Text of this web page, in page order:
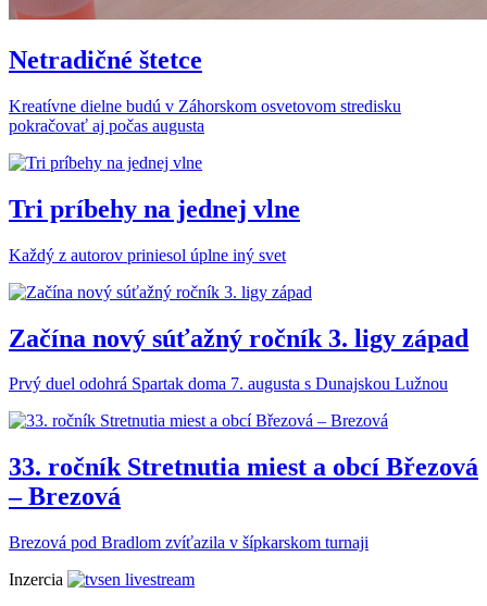
Netradičné štetce
Kreatívne dielne budú v Záhorskom osvetovom stredisku
pokračovať aj počas augusta
Tri príbehy na jednej vlne
Každý z autorov priniesol úplne iný svet
Začína nový súťažný ročník 3. ligy západ
Prvý duel odohrá Spartak doma 7. augusta s Dunajskou Lužnou
33. ročník Stretnutia miest a obcí Březová
– Brezová
Brezová pod Bradlom zvíťazila v šípkarskom turnaji
Inzercia